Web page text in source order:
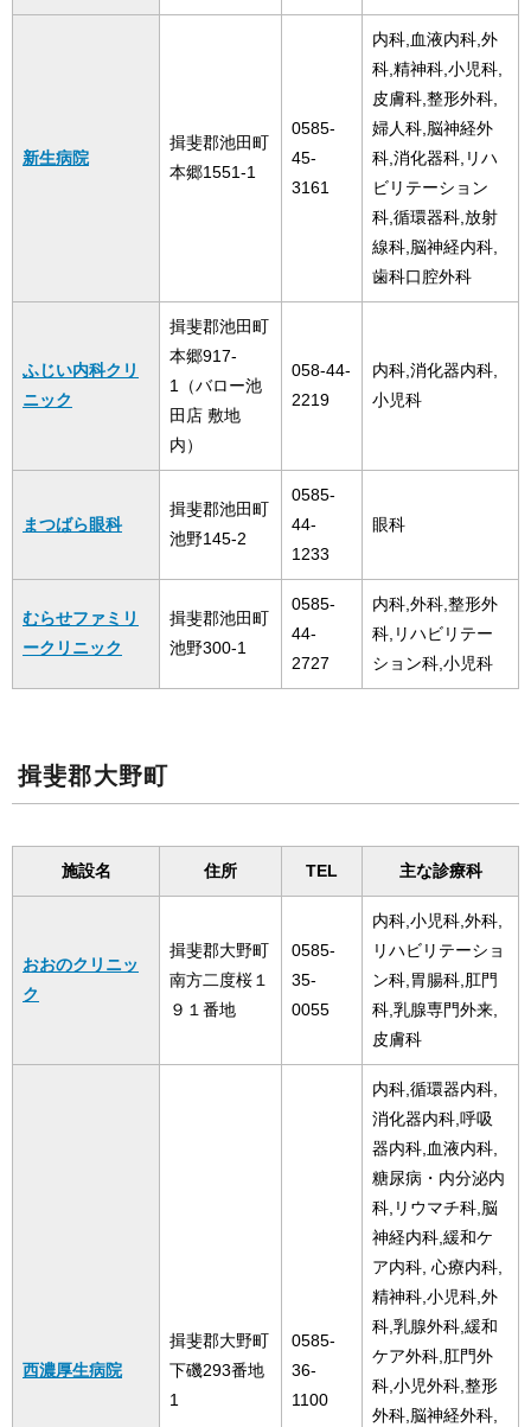
新生病院
揖斐郡池田町
本郷1551-1
0585-
45-
3161
内科,血液内科,外
科,精神科,小児科,
皮膚科,整形外科,
婦人科,脳神経外
科,消化器科,リハ
ビリテーション
科,循環器科,放射
線科,脳神経内科,
歯科口腔外科
ふじい内科クリ
ニック
揖斐郡池田町
本郷917-
1（バロー池
田店 敷地
内）
058-44-
2219
内科,消化器内科,
小児科
まつばら眼科
揖斐郡池田町
池野145-2
0585-
44-
1233
眼科
むらせファミリ
ークリニック
揖斐郡池田町
池野300-1
0585-
44-
2727
内科,外科,整形外
科,リハビリテー
ション科,小児科
揖斐郡大野町
施設名 住所 TEL 主な診療科
おおのクリニッ
ク
揖斐郡大野町
南方二度桜１
９１番地
0585-
35-
0055
内科,小児科,外科,
リハビリテーショ
ン科,胃腸科,肛門
科,乳腺専門外来,
皮膚科
西濃厚生病院
揖斐郡大野町
下磯293番地
1
0585-
36-
1100
内科,循環器内科,
消化器内科,呼吸
器内科,血液内科,
糖尿病・内分泌内
科,リウマチ科,脳
神経内科,緩和ケ
ア内科, 心療内科,
精神科,小児科,外
科,乳腺外科,緩和
ケア外科,肛門外
科,小児外科,整形
外科,脳神経外科,